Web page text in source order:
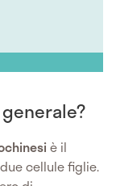
è il
cellule figlie.